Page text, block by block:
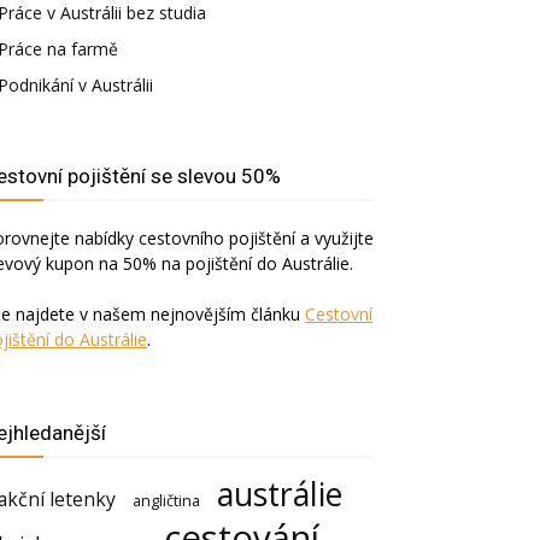
Práce v Austrálii bez studia
Práce na farmě
Podnikání v Austrálii
pojištění se slevou 50%
nabídky cestovního pojištění a využijte
kupon na 50% na pojištění do Austrálie.
najdete v našem nejnovějším článku Cestovní
do Austrálie.
letenky angličtina austrálie